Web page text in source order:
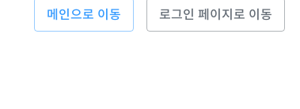
메인으로 이동 로그인 페이지로 이동